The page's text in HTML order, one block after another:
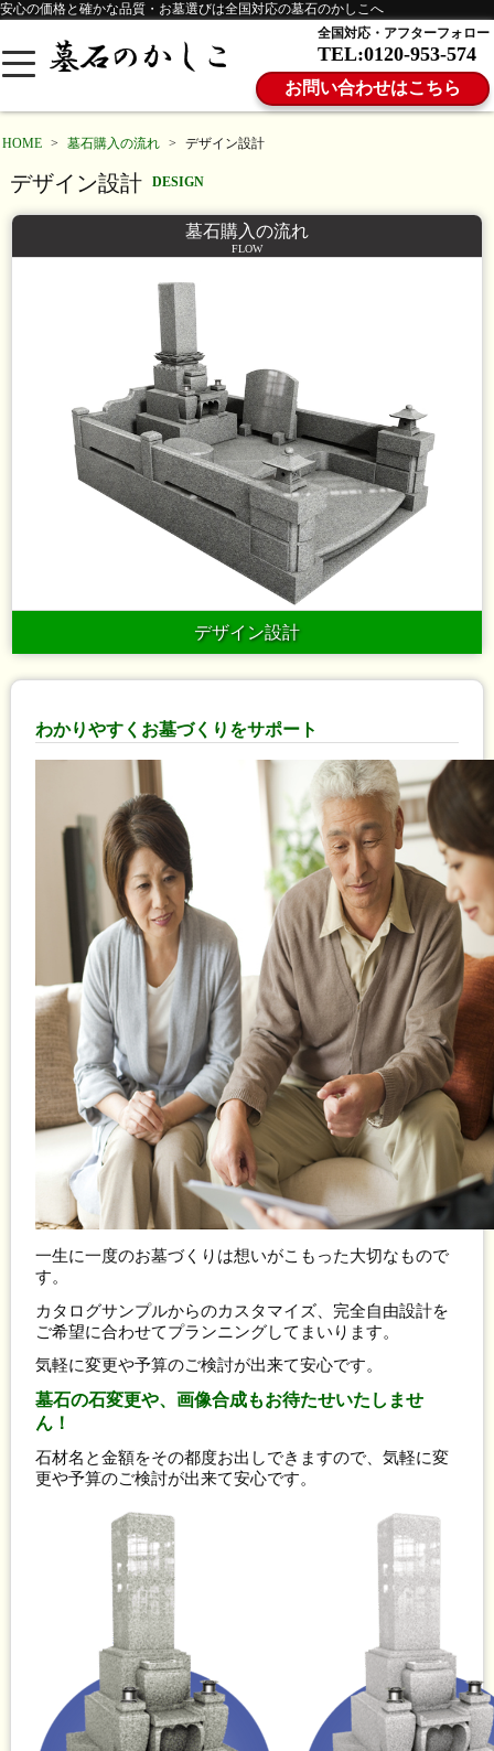
安心の価格と確かな品質・お墓選びは全国対応の墓石のかしこへ
全国対応・アフターフォロー
TEL:0120-953-574
お問い合わせはこちら
HOME > 墓石購入の流れ > デザイン設計
デザイン設計 DESIGN
墓石購入の流れ
FLOW
デザイン設計
わかりやすくお墓づくりをサポート
一生に一度のお墓づくりは想いがこもった大切なもので
す。
カタログサンプルからのカスタマイズ、完全自由設計を
ご希望に合わせてプランニングしてまいります。
気軽に変更や予算のご検討が出来て安心です。
墓石の石変更や、画像合成もお待たせいたしませ
ん！
石材名と金額をその都度お出しできますので、気軽に変
更や予算のご検討が出来て安心です。